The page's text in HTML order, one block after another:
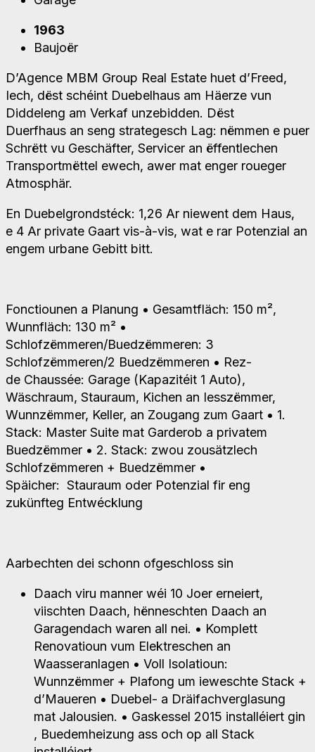
1963
Baujoër
D’Agence MBM Group Real Estate huet d’Freed,
Iech, dëst schéint Duebelhaus am Häerze vun
Diddeleng am Verkaf unzebidden. Dëst
Duerfhaus an seng strategesch Lag: nëmmen e puer
Schrëtt vu Geschäfter, Servicer an ëffentlechen
Transportmëttel ewech, awer mat enger roueger
Atmosphär.
En Duebelgrondstéck: 1,26 Ar niewent dem Haus,
e 4 Ar private Gaart vis-à-vis, wat e rar Potenzial an
engem urbane Gebitt bitt.
Fonctiounen a Planung • Gesamtfläch: 150 m²,
Wunnfläch: 130 m² •
Schlofzëmmeren/Buedzëmmeren: 3
Schlofzëmmeren/2 Buedzëmmeren • Rez-
de Chaussée: Garage (Kapazitéit 1 Auto),
Wäschraum, Stauraum, Kichen an Iesszëmmer,
Wunnzëmmer, Keller, an Zougang zum Gaart • 1.
Stack: Master Suite mat Garderob a privatem
Buedzëmmer • 2. Stack: zwou zousätzlech
Schlofzëmmeren + Buedzëmmer •
Späicher: Stauraum oder Potenzial fir eng
zukünfteg Entwécklung
Aarbechten dei schonn ofgeschloss sin
Daach viru manner wéi 10 Joer erneiert,
viischten Daach, hënneschten Daach an
Garagendach waren all nei. • Komplett
Renovatioun vum Elektreschen an
Waasseranlagen • Voll Isolatioun:
Wunnzëmmer + Plafong um ieweschte Stack +
d’Maueren • Duebel- a Dräifachverglasung
mat Jalousien. • Gaskessel 2015 installéiert gin
, Buedemheizung ass och op all Stack